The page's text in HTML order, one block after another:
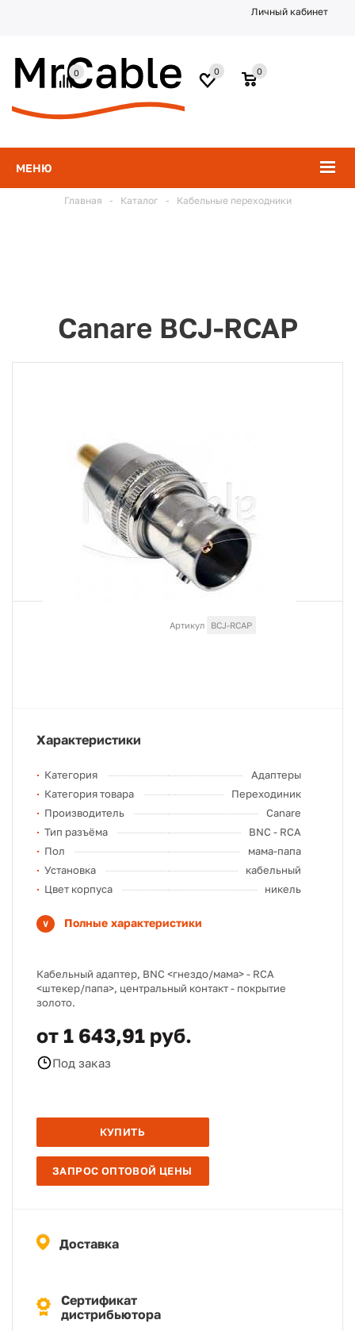
Личный кабинет
МЕНЮ
0
0
0
Главная - Каталог - Кабельные переходники
Canare BCJ-RCAP
Артикул BCJ-RCAP
Характеристики
Категория
Адаптеры
Категория товара
Переходиник
Производитель
Canare
Тип разъёма
BNC - RCA
Пол
мама-папа
Установка
кабельный
Цвет корпуса
никель
Полные характеристики
Кабельный адаптер, BNC <гнездо/мама> - RCA
<штекер/папа>, центральный контакт - покрытие
золото.
от 1 643,91 руб.
Под заказ
КУПИТЬ
ЗАПРОС ОПТОВОЙ ЦЕНЫ
Доставка
Сертификат
дистрибьютора